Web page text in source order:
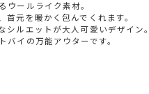
ウールライク素材。
元を暖かく包んでくれます。
ルエットが大人可愛いデザイン。
バイの万能アウターです。